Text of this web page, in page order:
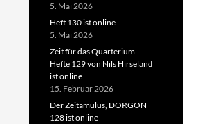
5. Mai 2026
Heft 130 ist online
5. Mai 2026
Zeit für das Quarterium –
Hefte 129 von Nils Hirseland
ist online
15. Februar 2026
Der Zeitamulus, DORGON
128 ist online